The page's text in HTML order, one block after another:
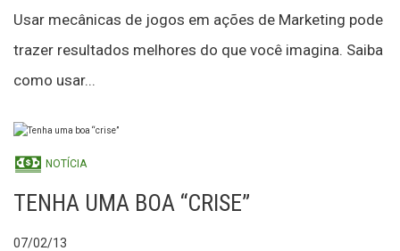
Usar mecânicas de jogos em ações de Marketing pode
trazer resultados melhores do que você imagina. Saiba
como usar...
NOTÍCIA
TENHA UMA BOA “CRISE”
07/02/13